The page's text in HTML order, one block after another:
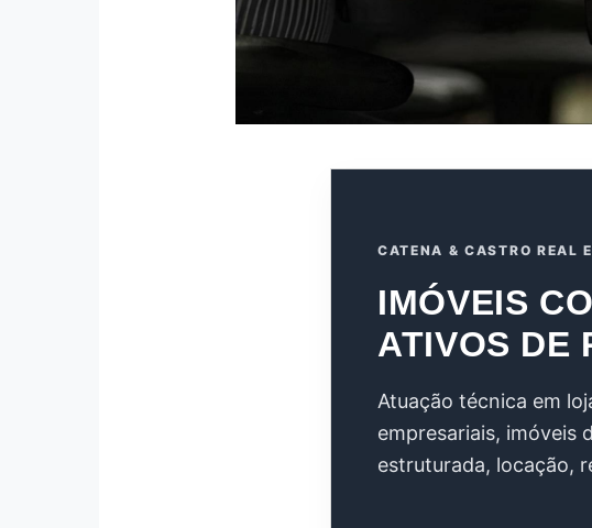
CATENA & CASTRO REAL
IMÓVEIS
ATIVOS DE
Atuação técnica em
empresariais, imóveis
estruturada, locação,